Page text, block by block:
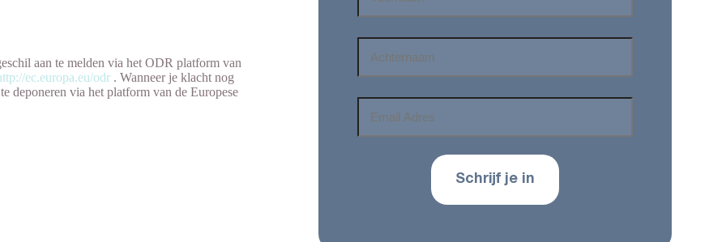
aan te melden via het ODR platform van
ec.europa.eu/odr . Wanneer je klacht nog
deponeren via het platform van de Europese
Achternaam
Email
Adres
*